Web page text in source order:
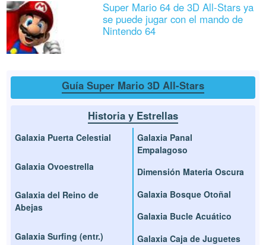
Super Mario 64 de 3D All-Stars ya
se puede jugar con el mando de
Nintendo 64
Guía Super Mario 3D All-Stars
Historia y Estrellas
Galaxia Puerta Celestial
Galaxia Ovoestrella
Galaxia del Reino de
Abejas
Galaxia Surfing (entr.)
Galaxia Panal
Empalagoso
Dimensión Materia Oscura
Galaxia Bosque Otoñal
Galaxia Bucle Acuático
Galaxia Caja de Juguetes